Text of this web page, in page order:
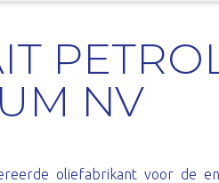
NV
oliefabrikant voor de